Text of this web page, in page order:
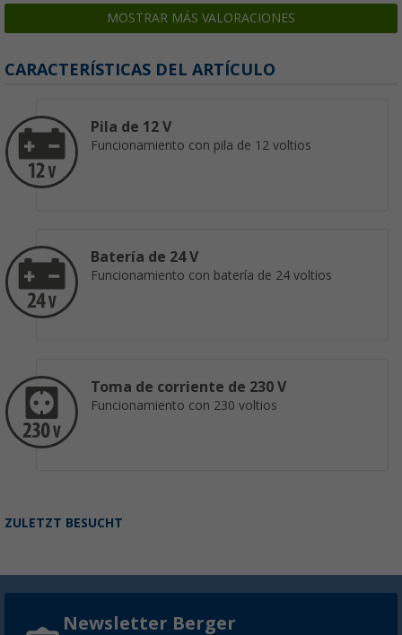
MOSTRAR MÁS VALORACIONES
CARACTERÍSTICAS DEL ARTÍCULO
Pila de 12 V
Funcionamiento con pila de 12 voltios
Batería de 24 V
Funcionamiento con batería de 24 voltios
Toma de corriente de 230 V
Funcionamiento con 230 voltios
ZULETZT BESUCHT
Newsletter Berger